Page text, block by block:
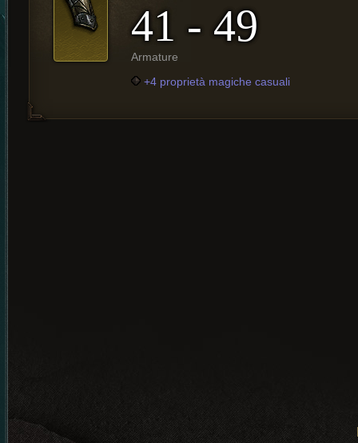
41 - 49
Armature
+4 proprietà magiche casuali